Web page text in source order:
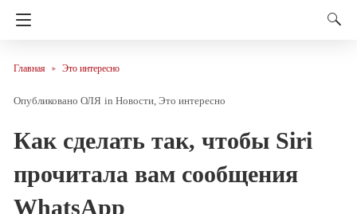
Главная Это интересно
ОЛЯ in Новости Это интересно
Как сделать так, чтобы Siri
прочитала вам сообщения
WhatsApp